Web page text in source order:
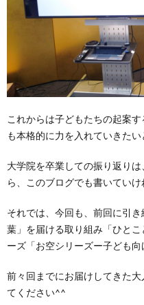
これからは子どもたちの起案
も本格的に力を入れていきた
大学院を卒業しての振り返り
ら、このブログでも書いていけ
それでは、今回も、前回に引
葉」を届ける取り組み「ひと
ーズ「お空シリーズー子ども向
前々回までにお届けしてきた
てください^^